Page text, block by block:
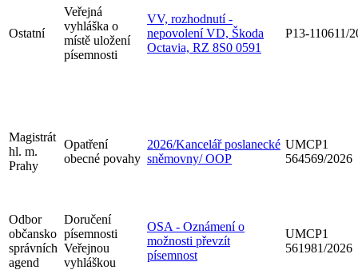
Ostatní
Veřejná
vyhláška o
místě uložení
písemnosti
VV, rozhodnutí -
nepovolení VD, Škoda
Octavia, RZ 8S0 0591
P13-110611/
Magistrát
hl. m.
Prahy
Opatření
obecné povahy
2026/Kancelář poslanecké
sněmovny/ OOP
UMCP1
564569/2026
Odbor
občansko
správních
agend
Doručení
písemnosti
Veřejnou
vyhláškou
OSA - Oznámení o
možnosti převzít
písemnost
UMCP1
561981/2026